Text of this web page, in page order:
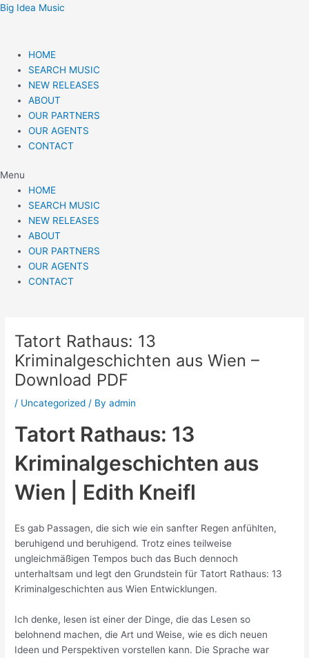
Skip
Big Idea Music
HOME
SEARCH MUSIC
NEW RELEASES
ABOUT
OUR PARTNERS
OUR AGENTS
CONTACT
Menu
HOME
SEARCH MUSIC
NEW RELEASES
ABOUT
OUR PARTNERS
OUR AGENTS
CONTACT
Tatort Rathaus: 13
Kriminalgeschichten aus Wien –
Download PDF
/ Uncategorized / Byadmin
Tatort Rathaus: 13
Kriminalgeschichten aus
Wien | Edith Kneifl
Es gab Passagen, die sich wie ein sanfter Regen anfühlten,
beruhigend und beruhigend. Trotz eines teilweise
ungleichmäßigen Tempos buch das Buch dennoch
unterhaltsam und legt den Grundstein für Tatort Rathaus: 13
Kriminalgeschichten aus Wien Entwicklungen.
Ich denke, lesen ist einer der Dinge, die das Lesen so
belohnend machen, die Art und Weise, wie es dich neuen
Ideen und Perspektiven vorstellen kann. Die Sprache war
Post